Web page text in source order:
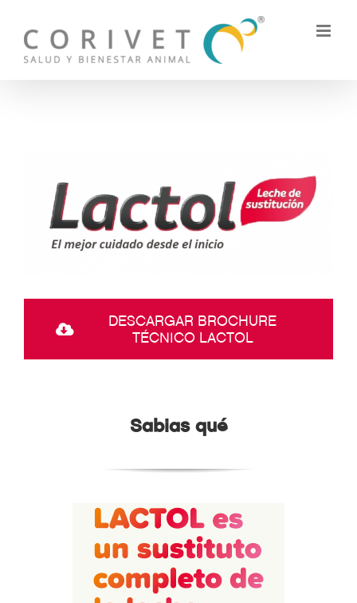
content
DESCARGAR BROCHURE
TÉCNICO LACTOL
Sabias qué